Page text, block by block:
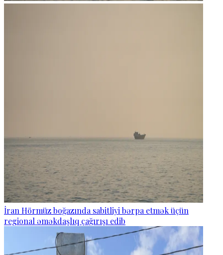
İran Hörmüz boğazında sabitliyi bərpa etmək üçün
regional əməkdaşlıq çağırışı edib